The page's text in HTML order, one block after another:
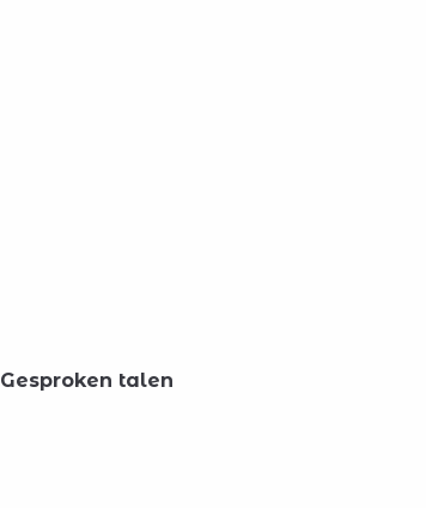
Gesproken talen
Gesproken talen